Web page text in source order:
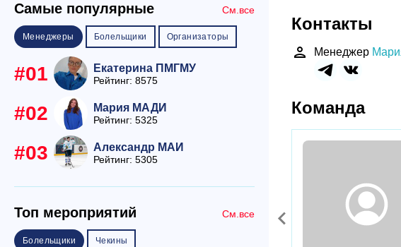
Самые популярные См.все
Менеджеры Болельщики Организаторы
#01 Екатерина ПМГМУ
Рейтинг: 8575
#02 Мария МАДИ
Рейтинг: 5325
#03 Александр МАИ
Рейтинг: 5305
Топ мероприятий См.все
Болельщики Чекины
Контакты
person Менеджер
Команда